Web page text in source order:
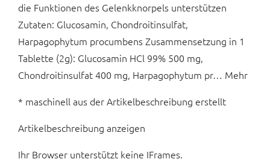
die Funktionen des Gelenkknorpels unterstützen
Zutaten: Glucosamin, Chondroitinsulfat,
Harpagophytum procumbens Zusammensetzung in 1
Tablette (2g): Glucosamin HCl 99% 500 mg,
Chondroitinsulfat 400 mg, Harpagophytum pr… Mehr
* maschinell aus der Artikelbeschreibung erstellt
Artikelbeschreibung anzeigen
Ihr Browser unterstützt keine IFrames.